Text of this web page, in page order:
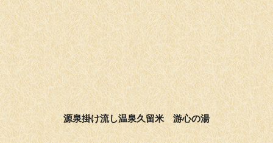
源泉掛け流し温泉久留米 游心の湯